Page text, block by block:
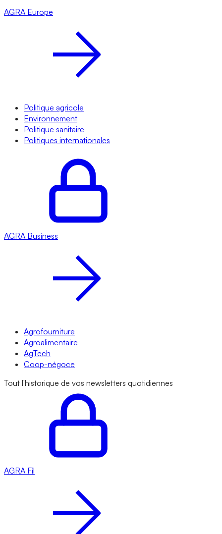
AGRA Europe
Politique agricole
Environnement
Politique sanitaire
Politiques internationales
AGRA Business
Agrofourniture
Agroalimentaire
AgTech
Coop-négoce
Tout l'historique de vos newsletters quotidiennes
AGRA Fil